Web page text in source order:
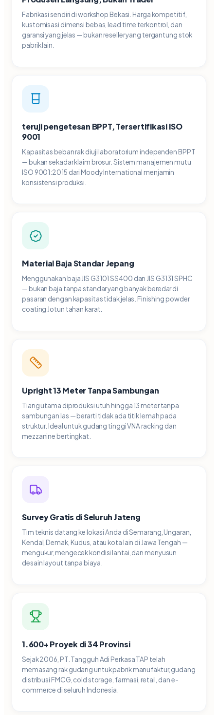
Fabrikasi sendiri di workshop Bekasi. Harga kompetitif,
kustomisasi dimensi bebas, lead time terkontrol, dan
garansi yang jelas — bukan reseller yang tergantung stok
pabrik lain.
teruji pengetesan BPPT, Tersertifikasi ISO
9001
Kapasitas beban rak diuji laboratorium independen BPPT
— bukan sekadar klaim brosur. Sistem manajemen mutu
ISO 9001:2015 dari Moody International menjamin
konsistensi produksi.
Material Baja Standar Jepang
Menggunakan baja JIS G3101 SS400 dan JIS G3131 SPHC
— bukan baja tanpa standar yang banyak beredar di
pasaran dengan kapasitas tidak jelas. Finishing powder
coating Jotun tahan karat.
Upright 13 Meter Tanpa Sambungan
Tiang utama diproduksi utuh hingga 13 meter tanpa
sambungan las — berarti tidak ada titik lemah pada
struktur. Ideal untuk gudang tinggi VNA racking dan
mezzanine bertingkat.
Survey Gratis di Seluruh Jateng
Tim teknis datang ke lokasi Anda di Semarang, Ungaran,
Kendal, Demak, Kudus, atau kota lain di Jawa Tengah —
mengukur, mengecek kondisi lantai, dan menyusun
desain layout tanpa biaya.
1.600+ Proyek di 34 Provinsi
Sejak 2006, PT. Tangguh Adi Perkasa TAP telah
memasang rak gudang untuk pabrik manufaktur, gudang
distribusi FMCG, cold storage, farmasi, retail, dan e-
commerce di seluruh Indonesia.